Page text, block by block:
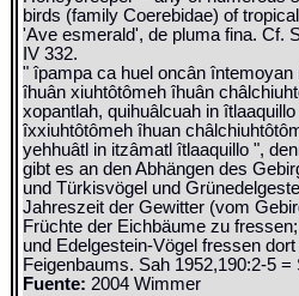
birds (family Coerebidae) of
'Ave esmerald', de pluma fina. Cf.
IV 332.
" îpampa ca huel oncân
îhuân xiuhtôtômeh îhuân
xopantlah, quihuâlcuah in
îxxiuhtôtômeh îhuan
yehhuâtl in itzâmatl îtlaaquillo ",
gibt es an den Abhängen des
und Türkisvögel und
Jahreszeit der Gewitter (vom
Früchte der Eichbäume zu
und Edelgestein-Vögel fressen
Feigenbaums. Sah 1952,190:2-5 =
Fuente: 2004 Wimmer